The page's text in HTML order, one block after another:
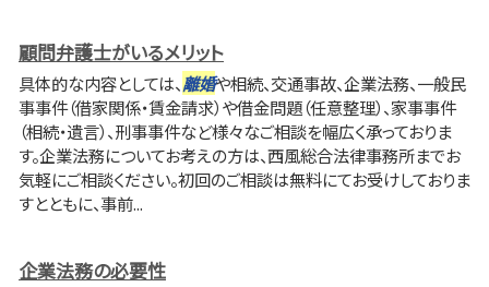
顧問弁護士がいるメリット
具体的な内容としては、離婚や相続、交通事故、企業法務、一般民
事事件（借家関係・賃金請求）や借金問題（任意整理）、家事事件
（相続・遺言）、刑事事件など様々なご相談を幅広く承っておりま
す。企業法務についてお考えの方は、西風総合法律事務所までお
気軽にご相談ください。初回のご相談は無料にてお受けしておりま
すとともに、事前...
企業法務の必要性